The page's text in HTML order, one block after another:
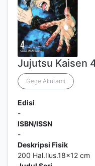
Jujutsu Kaisen
Gege Akutami
Edisi
-
ISBN/ISSN
-
Deskripsi Fisik
200 Hal.Ilus.18x12 cm